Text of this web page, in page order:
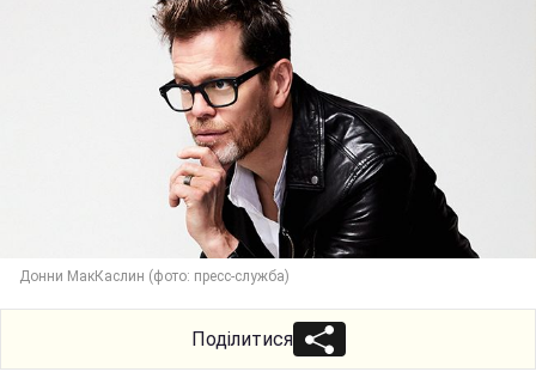
Донни МакКаслин (фото: пресс-служба)
Поділитися